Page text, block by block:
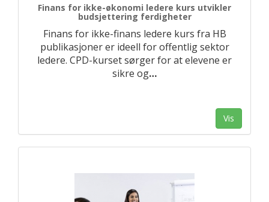
Finans for ikke-økonomi ledere kurs utvikler
budsjettering ferdigheter
Finans for ikke-finans ledere kurs fra HB
publikasjoner er ideell for offentlig sektor
ledere. CPD-kurset sørger for at elevene er
sikre og…
Vis